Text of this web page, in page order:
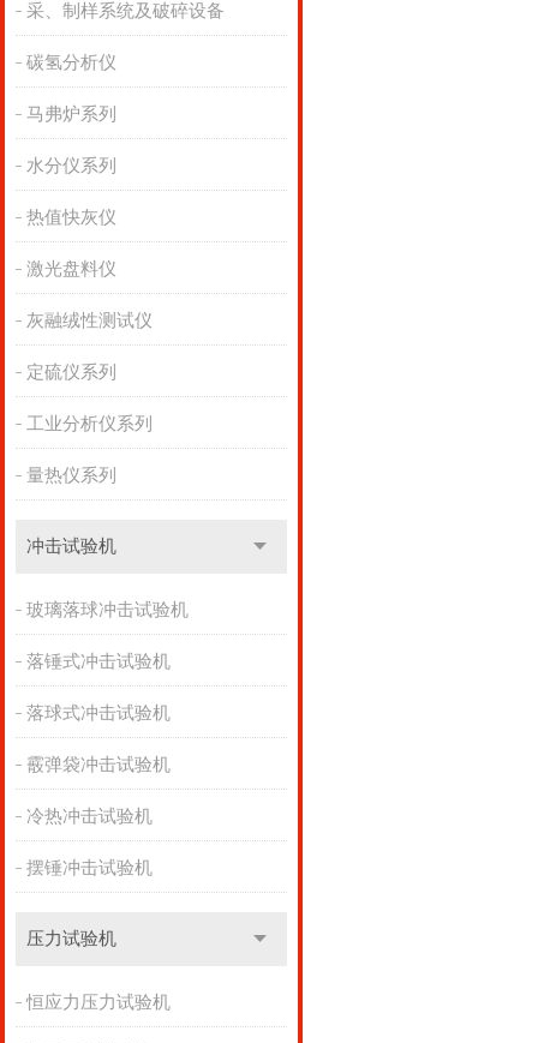
采、制样系统及破碎设备
碳氢分析仪
马弗炉系列
水分仪系列
热值快灰仪
激光盘料仪
灰融绒性测试仪
定硫仪系列
工业分析仪系列
量热仪系列
冲击试验机
玻璃落球冲击试验机
落锤式冲击试验机
落球式冲击试验机
霰弹袋冲击试验机
冷热冲击试验机
摆锤冲击试验机
压力试验机
恒应力压力试验机